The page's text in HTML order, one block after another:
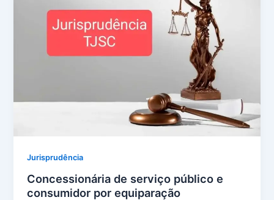
Jurisprudência
Concessionária de serviço público e
consumidor por equiparação